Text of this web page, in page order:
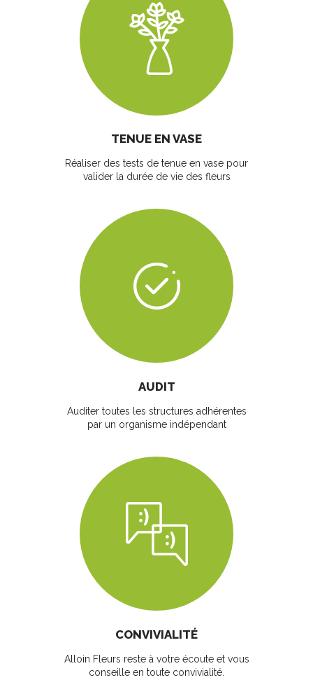
TENUE EN VASE
Réaliser des tests de tenue en vase pour
valider la durée de vie des fleurs
AUDIT
Auditer toutes les structures adhérentes
par un organisme indépendant
CONVIVIALITÉ
Alloin Fleurs reste à votre écoute et vous
conseille en toute convivialité.